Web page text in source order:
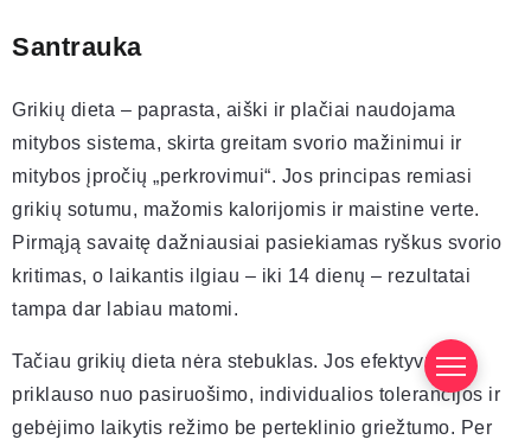
Santrauka
Grikių dieta – paprasta, aiški ir plačiai naudojama
mitybos sistema, skirta greitam svorio mažinimui ir
mitybos įpročių „perkrovimui“. Jos principas remiasi
grikių sotumu, mažomis kalorijomis ir maistine verte.
Pirmąją savaitę dažniausiai pasiekiamas ryškus svorio
kritimas, o laikantis ilgiau – iki 14 dienų – rezultatai
tampa dar labiau matomi.
Tačiau grikių dieta nėra stebuklas. Jos efektyvumas
priklauso nuo pasiruošimo, individualios tolerancijos ir
gebėjimo laikytis režimo be perteklinio griežtumo. Per